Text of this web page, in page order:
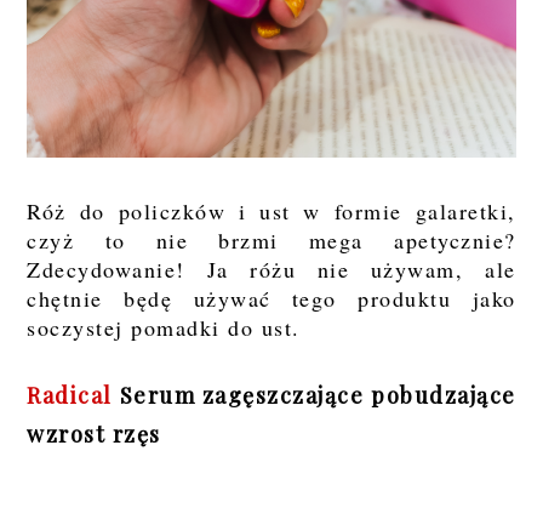
Róż do policzków i ust w formie galaretki,
czyż to nie brzmi mega apetycznie?
Zdecydowanie! Ja różu nie używam, ale
chętnie będę używać tego produktu jako
soczystej pomadki do ust.
Radical Serum zagęszczające pobudzające
wzrost rzęs